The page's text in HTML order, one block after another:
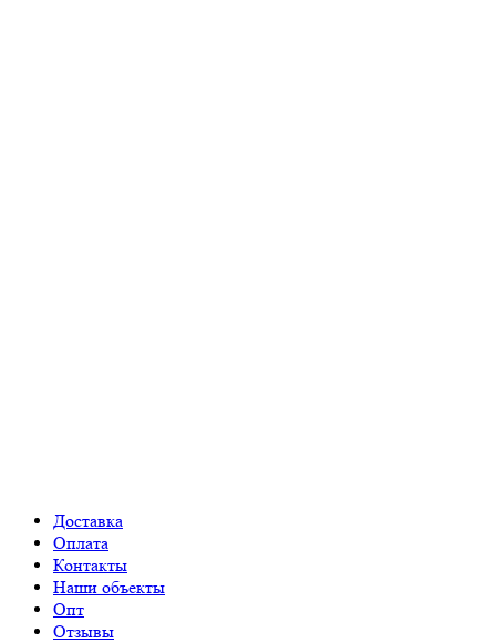
Доставка
Оплата
Контакты
Наши объекты
Опт
Отзывы